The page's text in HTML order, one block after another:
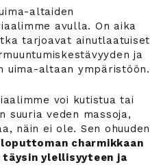
altaiden
avulla. On aika
tarjoavat ainutlaatuiset
ja
uima-altaan ympäristöön.
voi kutistua tai
suuria veden massoja,
näin ei ole. Sen ohuuden
charmikkaan
ylellisyyteen ja